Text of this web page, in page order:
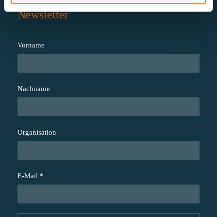
Newsletter
Vorname
Nachname
Organisation
E-Mail *